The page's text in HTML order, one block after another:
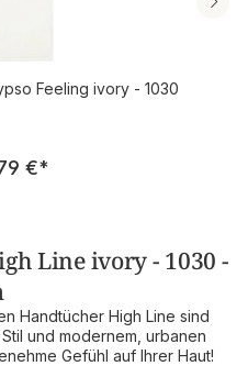
Feeling ivory - 1030
Regulärer Preis:
€*
Line ivory - 1030 -
Handtücher High Line sind
und modernem, urbanen
Gefühl auf Ihrer Haut!